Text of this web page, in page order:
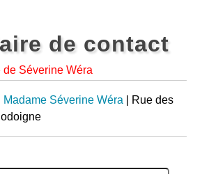
de contact
de Séverine Wéra
Madame Séverine Wéra | Rue des